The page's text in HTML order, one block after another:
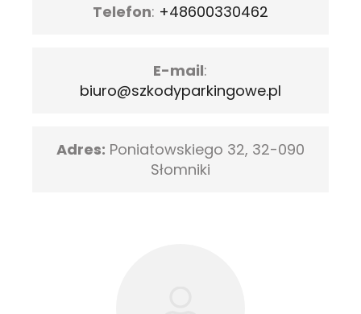
Telefon: +48600330462
E-mail:
biuro@szkodyparkingowe.pl
Adres: Poniatowskiego 32, 32-090
Słomniki